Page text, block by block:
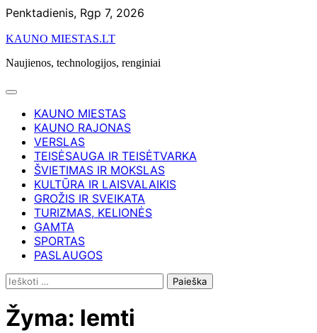
Skip
content
Penktadienis, Rgp 7, 2026
KAUNO MIESTAS.LT
Naujienos, technologijos, renginiai
KAUNO MIESTAS
KAUNO RAJONAS
VERSLAS
TEISĖSAUGA IR TEISĖTVARKA
ŠVIETIMAS IR MOKSLAS
KULTŪRA IR LAISVALAIKIS
GROŽIS IR SVEIKATA
TURIZMAS, KELIONĖS
GAMTA
SPORTAS
PASLAUGOS
Ieškoti:
Žyma: lemti